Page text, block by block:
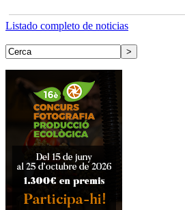
Listado completo de noticias